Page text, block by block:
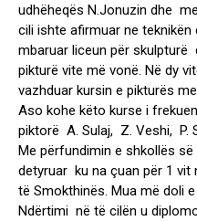
udhëheqës N.Jonuzin dhe
cili ishte afirmuar ne teknikën
mbaruar liceun për
pikturë vite më vonë. Në dy
vazhduar kursin e pikturës
Aso kohe këto kurse i
piktorë A. Sulaj, Z. Veshi, P.
Me përfundimin e shkollës
detyruar ku na çuan për 1 vit
të Smokthinës. Mua më doli
Ndërtimi në të cilën u